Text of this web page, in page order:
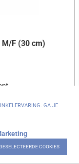
F (30 cm)
GA JE
COOKIES